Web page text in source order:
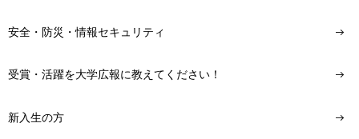
安全・防災・情報セキュリティ
受賞・活躍を大学広報に教えてください！
新入生の方